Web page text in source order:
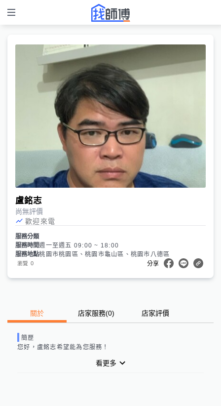
盧銘志
尚無評價
歡迎來電
服務分類
服務時間週一至週五 09:00 ~ 18:00
服務地點桃園市桃園區、桃園市龜山區、桃園市八德區
瀏覽 0 分享
關於 店家服務(0) 店家評價
簡歷
您好， 盧銘志希望能為您服務！
看更多